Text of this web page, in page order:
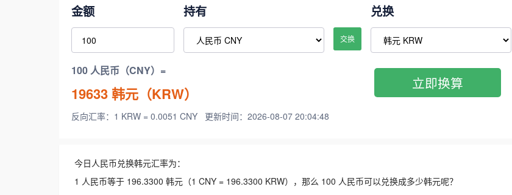
金额 持有
交换
兑换
100 人民币（CNY）=
19633韩元（KRW）
反向汇率：1 KRW = 0.0051 CNY 更新时间：2026-08-07 20:04:48
立即换算
今日人民币兑换韩元汇率为：
1 人民币等于 196.3300 韩元（1 CNY = 196.3300 KRW），那么 100 人民币可以兑换成多少韩元呢？